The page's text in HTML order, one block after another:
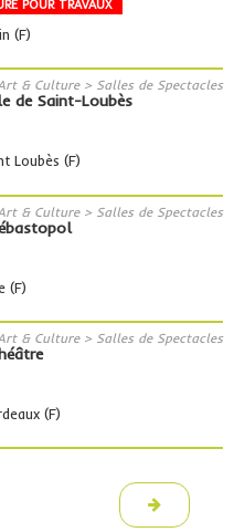
POUR TRAVAUX
(F)
& Culture > Salles de Spectacles
de Saint-Loubès
Loubès (F)
& Culture > Salles de Spectacles
(F)
& Culture > Salles de Spectacles
(F)